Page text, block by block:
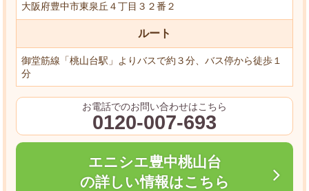
大阪府豊中市東泉丘４丁目３２番２
ルート
御堂筋線「桃山台駅」よりバスで約３分、バス停から徒歩１
分
お電話でのお問い合わせはこちら
0120-007-693
エニシエ豊中桃山台
の詳しい情報はこちら